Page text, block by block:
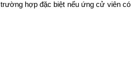
hợp đặc biệt nếu ứng cử viên có